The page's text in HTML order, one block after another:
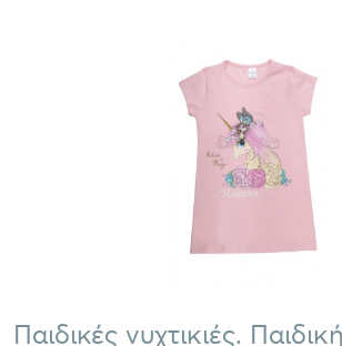
Παιδικές νυχτικιές.